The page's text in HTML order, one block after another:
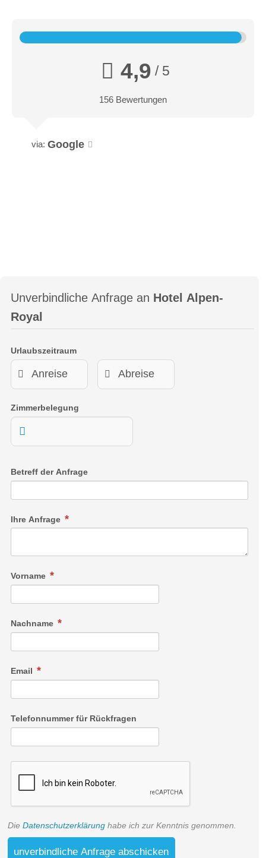
4,9 / 5
156 Bewertungen
via: Google
Unverbindliche Anfrage an Hotel Alpen-
Royal
Urlaubszeitraum
Zimmerbelegung
Betreff der Anfrage
Ihre Anfrage
Vorname
Nachname
Email
Telefonnummer für Rückfragen
Die Datenschutzerklärung habe ich zur Kenntnis genommen.
unverbindliche Anfrage abschicken